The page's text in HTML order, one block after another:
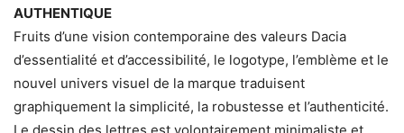
AUTHENTIQUE
Fruits d’une vision contemporaine des valeurs Dacia
d’essentialité et d’accessibilité, le logotype, l’emblème et le
nouvel univers visuel de la marque traduisent
graphiquement la simplicité, la robustesse et l’authenticité.